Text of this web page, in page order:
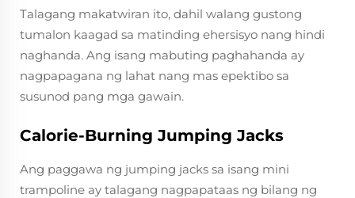
Talagang makatwiran ito, dahil walang gustong
tumalon kaagad sa matinding ehersisyo nang hindi
naghanda. Ang isang mabuting paghahanda ay
nagpapagana ng lahat nang mas epektibo sa
susunod pang mga gawain.
Calorie-Burning Jumping Jacks
Ang paggawa ng jumping jacks sa isang mini
trampoline ay talagang nagpapataas ng bilang ng